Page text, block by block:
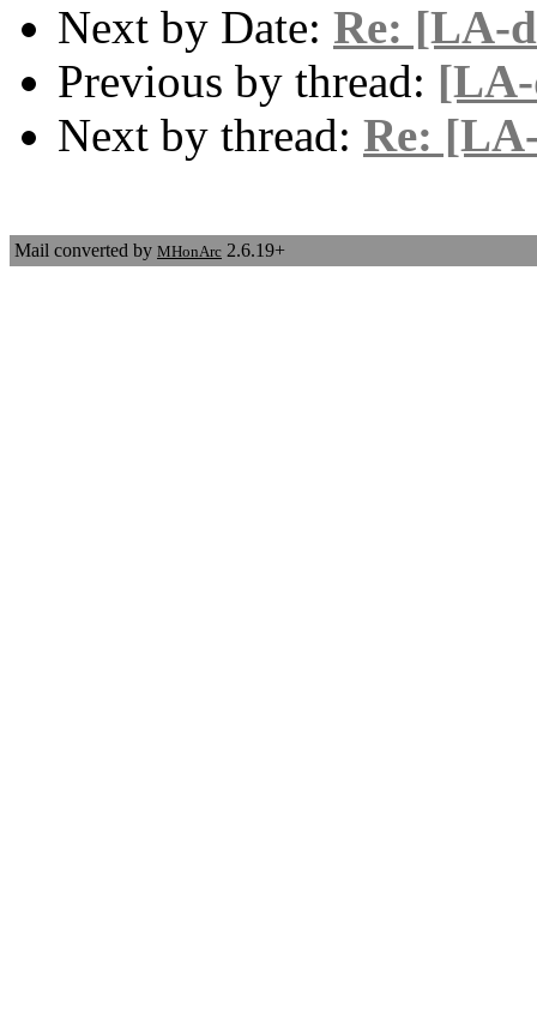
Next by Date: Re: [LA-
Previous by thread: [LA-
Next by thread: Re:
Mail converted by MHonArc 2.6.19+